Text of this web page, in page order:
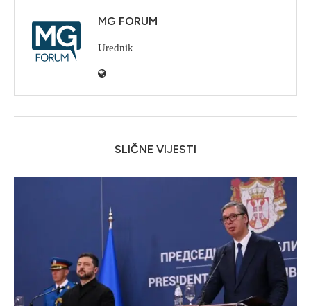
MG FORUM
Urednik
SLIČNE VIJESTI